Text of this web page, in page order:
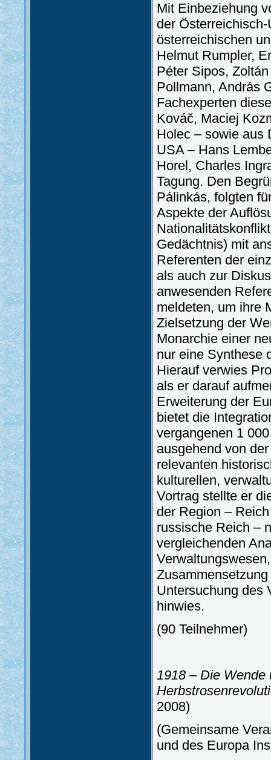
Mit Einbeziehung
der
österreichischen
Helmut Rumpler,
Péter Sipos,
Pollmann, András
Fachexperten
Kováč, Maciej
Holec – sowie aus
USA – Hans
Horel, Charles
Tagung. Den
Pálinkás, folgten
Aspekte der
Gedächtnis) mit
Referenten der
als auch zur
anwesenden
meldeten, um ihre
Zielsetzung der
Monarchie einer
nur eine Synthese
Hierauf verwies
als er darauf
Erweiterung der
bietet die
vergangenen 1
ausgehend von
relevanten
kulturellen,
Vortrag stellte er
der Region –
russische Reich –
vergleichenden
Untersuchung des
hinwies.
(90 Teilnehmer)
1918 – Die Wende
2008)
(Gemeinsame
und des Europa